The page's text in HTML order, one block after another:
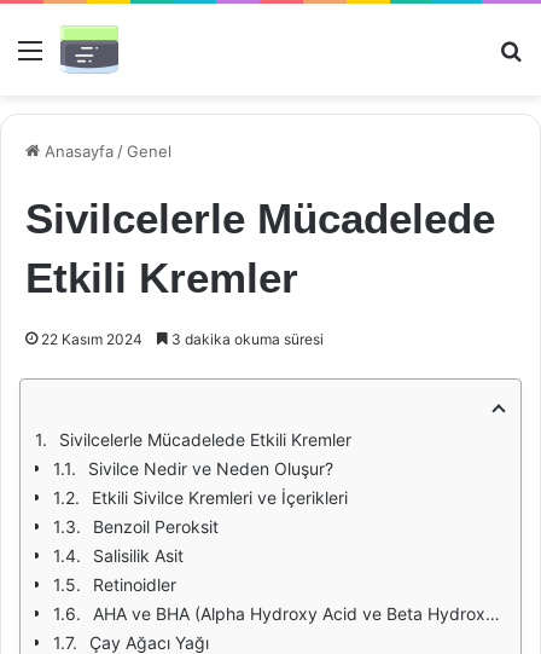
Menü
Anasayfa /Genel
Sivilcelerle Mücadelede
Etkili Kremler
22 Kasım 2024 3 dakika okuma süresi
Sivilcelerle Mücadelede Etkili Kremler
Sivilce Nedir ve Neden Oluşur?
Etkili Sivilce Kremleri ve İçerikleri
Benzoil Peroksit
Salisilik Asit
Retinoidler
AHA ve BHA (Alpha Hydroxy Acid ve Beta Hydroxy Acid)
Çay Ağacı Yağı